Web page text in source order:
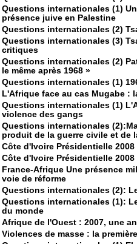
Questions internationales (1)
présence juive en Palestine
Questions internationales (2)
Questions internationales (3)
critiques
Questions internationales (2)
le même après 1968 »
Questions internationales (1)
L'Afrique face au cas Mugabe :
Questions internationales (1)
violence des gangs
Questions internationales
produit de la guerre civile et de
Côte d'Ivoire Présidentielle
Côte d'Ivoire Présidentielle
France-Afrique Une présence
voie de réforme
Questions internationales (2):
Questions internationales (1):
du monde
Afrique de l'Ouest : 2007, une
Violences de masse : la